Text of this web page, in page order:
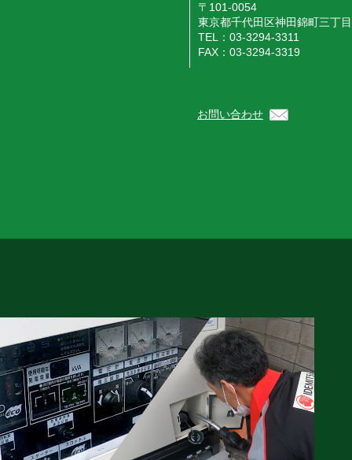
〒101-0054
東京都千代田区神田錦町三丁
TEL：03-3294-3311
FAX：03-3294-3319
お問い合わせ